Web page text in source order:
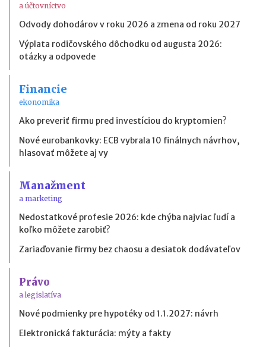
a účtovníctvo
Odvody dohodárov v roku 2026 a zmena od roku 2027
Výplata rodičovského dôchodku od augusta 2026:
otázky a odpovede
Financie
ekonomika
Ako preveriť firmu pred investíciou do kryptomien?
Nové eurobankovky: ECB vybrala 10 finálnych návrhov,
hlasovať môžete aj vy
Manažment
a marketing
Nedostatkové profesie 2026: kde chýba najviac ľudí a
koľko môžete zarobiť?
Zariaďovanie firmy bez chaosu a desiatok dodávateľov
Právo
a legislatíva
Nové podmienky pre hypotéky od 1.1.2027: návrh
Elektronická fakturácia: mýty a fakty